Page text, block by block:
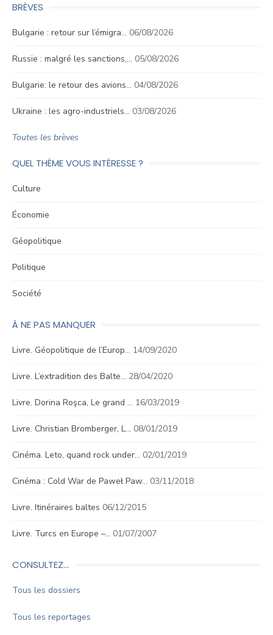
BRÈVES
Bulgarie : retour sur l’émigra… 06/08/2026
Russie : malgré les sanctions,… 05/08/2026
Bulgarie: le retour des avions… 04/08/2026
Ukraine : les agro-industriels… 03/08/2026
Toutes les brèves
QUEL THÈME VOUS INTÉRESSE ?
Culture
Économie
Géopolitique
Politique
Société
À NE PAS MANQUER
Livre. Géopolitique de l’Europ… 14/09/2020
Livre. L’extradition des Balte… 28/04/2020
Livre. Dorina Roşca, Le grand … 16/03/2019
Livre. Christian Bromberger, L… 08/01/2019
Cinéma. Leto, quand rock under… 02/01/2019
Cinéma : Cold War de Paweł Paw… 03/11/2018
Livre. Itinéraires baltes 06/12/2015
Livre. Turcs en Europe –… 01/07/2007
CONSULTEZ…
Tous les dossiers
Tous les reportages